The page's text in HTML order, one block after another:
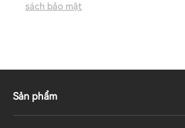
sách bảo mật
Sản phẩm